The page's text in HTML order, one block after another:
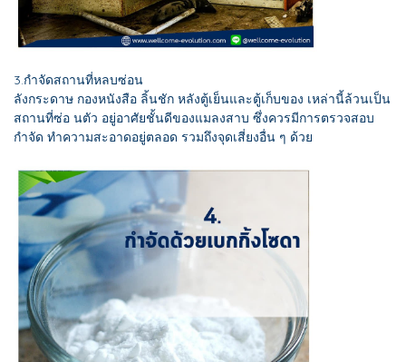
3.กำจัดสถานที่หลบซ่อน
ลังกระดาษ กองหนังสือ ลิ้นชัก หลังตู้เย็นและตู้เก็บของ เหล่านี้ล้วนเป็น
สถานที่ซ่อ นตัว อยู่อาศัยชั้นดีของแมลงสาบ ซึ่งควรมีการตรวจสอบ
กำจัด ทำความสะอาดอยู่ตลอด รวมถึงจุดเสี่ยงอื่น ๆ ด้วย